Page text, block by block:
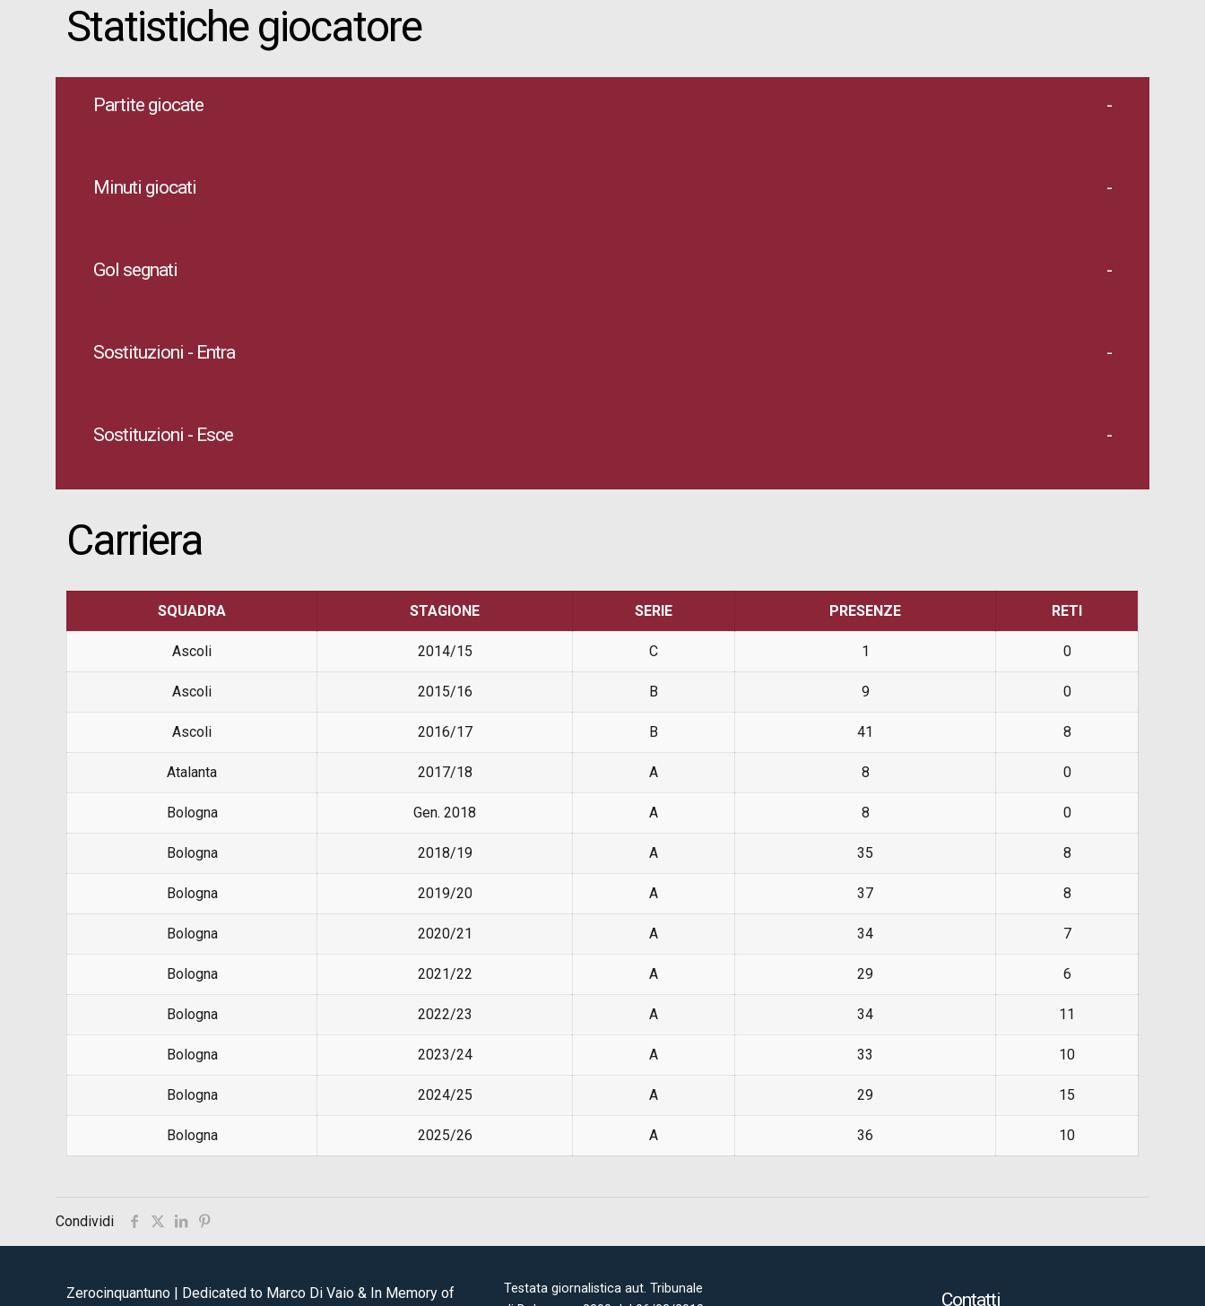
Statistiche giocatore
Partite giocate -
Minuti giocati -
Gol segnati -
Sostituzioni - Entra -
Sostituzioni - Esce -
Carriera
SQUADRA STAGIONE SERIE PRESENZE RETI
Ascoli 2014/15 C 1 0
Ascoli 2015/16 B 9 0
Ascoli 2016/17 B 41 8
Atalanta 2017/18 A 8 0
Bologna Gen. 2018 A 8 0
Bologna 2018/19 A 35 8
Bologna 2019/20 A 37 8
Bologna 2020/21 A 34 7
Bologna 2021/22 A 29 6
Bologna 2022/23 A 34 11
Bologna 2023/24 A 33 10
Bologna 2024/25 A 29 15
Bologna 2025/26 A 36 10
Condividi
Zerocinquantuno | Dedicated to Marco Di Vaio & In Memory of
Testata giornalistica aut. Tribunale
Contatti